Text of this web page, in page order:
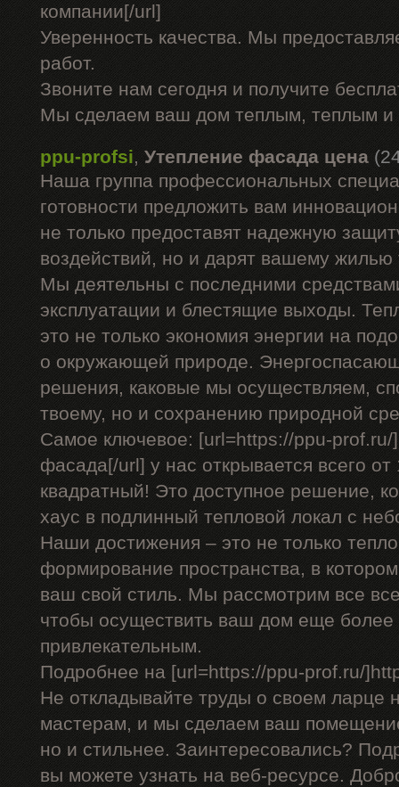
компании[/url]
Уверенность качества. Мы
работ.
Звоните нам сегодня и получите
Мы сделаем ваш дом теплым, теплым и
ppu-profsi, Утепление фасада цена
Наша группа профессиональных
готовности предложить вам
не только предоставят надежную
воздействий, но и дарят вашему
Мы деятельны с последними
эксплуатации и блестящие выходы.
это не только экономия энергии на
о окружающей природе.
решения, каковые мы осуществляем,
твоему, но и сохранению природной
Самое ключевое: [url=https://ppu-prof.ru/
фасада[/url] у нас открывается всего
квадратный! Это доступное решение,
хаус в подлинный тепловой локал с
Наши достижения – это не только
формирование пространства, в
ваш свой стиль. Мы рассмотрим все
чтобы осуществить ваш дом еще
привлекательным.
Подробнее на [url=https://ppu-prof.ru/
Не откладывайте труды о своем ларце
мастерам, и мы сделаем ваш
но и стильнее. Заинтересовались?
вы можете узнать на веб-ресурсе.